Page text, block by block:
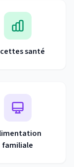
santé
familiale